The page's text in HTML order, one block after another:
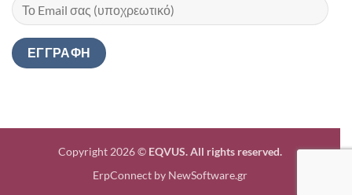
Copyright 2026 © EQVUS. All rights reserved.
ErpConnect by NewSoftware.gr